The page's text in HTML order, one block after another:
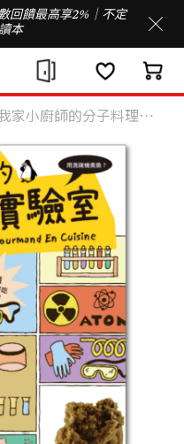
回饋最高享2%｜不定
本
小廚師的分子料理實驗室：用洗碗機煮魚？用果凍做麵條？30道好玩又好吃的食譜！